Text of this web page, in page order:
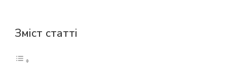
Зміст статті